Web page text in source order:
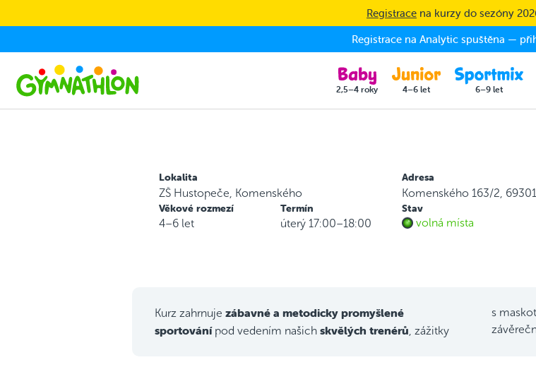
Registrace na kurzy do sezóny
Registrace na Analytic spuštěna —
2,5–4 roky 4–6 let 6–9 let
Lokalita
ZŠ Hustopeče, Komenského
Adresa
Komenského 163/2,
Věkové rozmezí
4–6 let
Termín
úterý 17:00–18:00
Stav
volná místa
Kurz zahrnuje zábavné a metodicky promyšlené
sportovánípod vedením našich skvělých trenérů , zážitky
s